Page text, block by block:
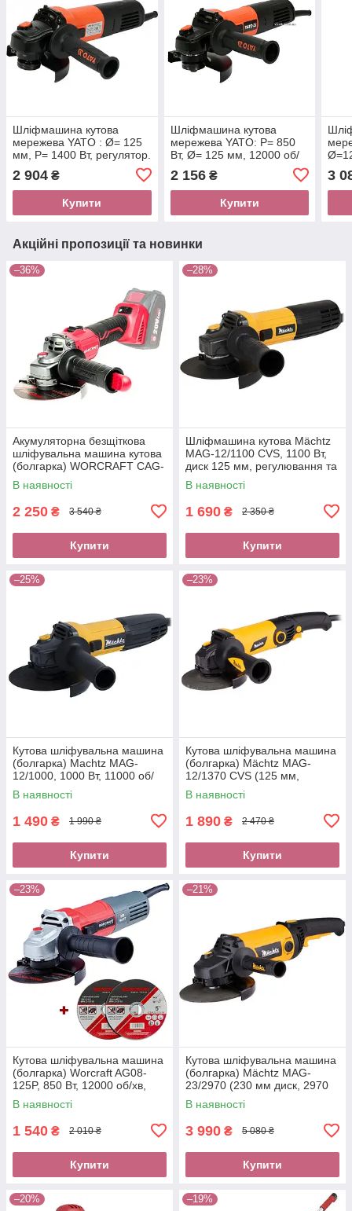
Шліфмашина кутова
мережева YATO : Ø= 125
мм, P= 1400 Вт, регулятор.
3000- 11000 об/хв [6/144]
2 904 ₴
Купити
Шліфмашина кутова
мережева YATO: P= 850
Вт, Ø= 125 мм, 12000 об/
2 156₴
Купити
3
Акційні пропозиції та новинки
–36%
Акумуляторна безщіткова
шліфувальна машина кутова
(болгарка) WORCRAFT CAG-
S20LiBS-125 (20В, без АКБ та
ЗП)
В наявності
2 250 ₴ 3 540 ₴
Купити
–28%
Шліфмашина кутова Mächtz
MAG-12/1100 CVS, 1100 Вт,
диск 125 мм, регулювання та
стабілізація обертів
В наявності
1 690 ₴ 2 350 ₴
Купити
–25%
Кутова шліфувальна машина
(болгарка) Machtz MAG-
12/1000, 1000 Вт, 11000 об/
хв, діаметр диска 125
В наявності
1 490 ₴ 1 990 ₴
Купити
–23%
Кутова шліфувальна машина
(болгарка) Mächtz MAG-
12/1370 CVS (125 мм,
регулювання оборотів,
стабілізація оборотів)
В наявності
1 890 ₴ 2 470 ₴
Купити
–23%
Кутова шліфувальна машина
(болгарка) Worcraft AG08-
125P, 850 Вт, 12000 об/хв,
діаметр диска 125 м
В наявності
1 540 ₴ 2 010 ₴
Купити
–21%
Кутова шліфувальна машина
(болгарка) Mächtz MAG-
23/2970 (230 мм диск, 2970
Вт)
В наявності
3 990 ₴ 5 080 ₴
Купити
–20% –19%